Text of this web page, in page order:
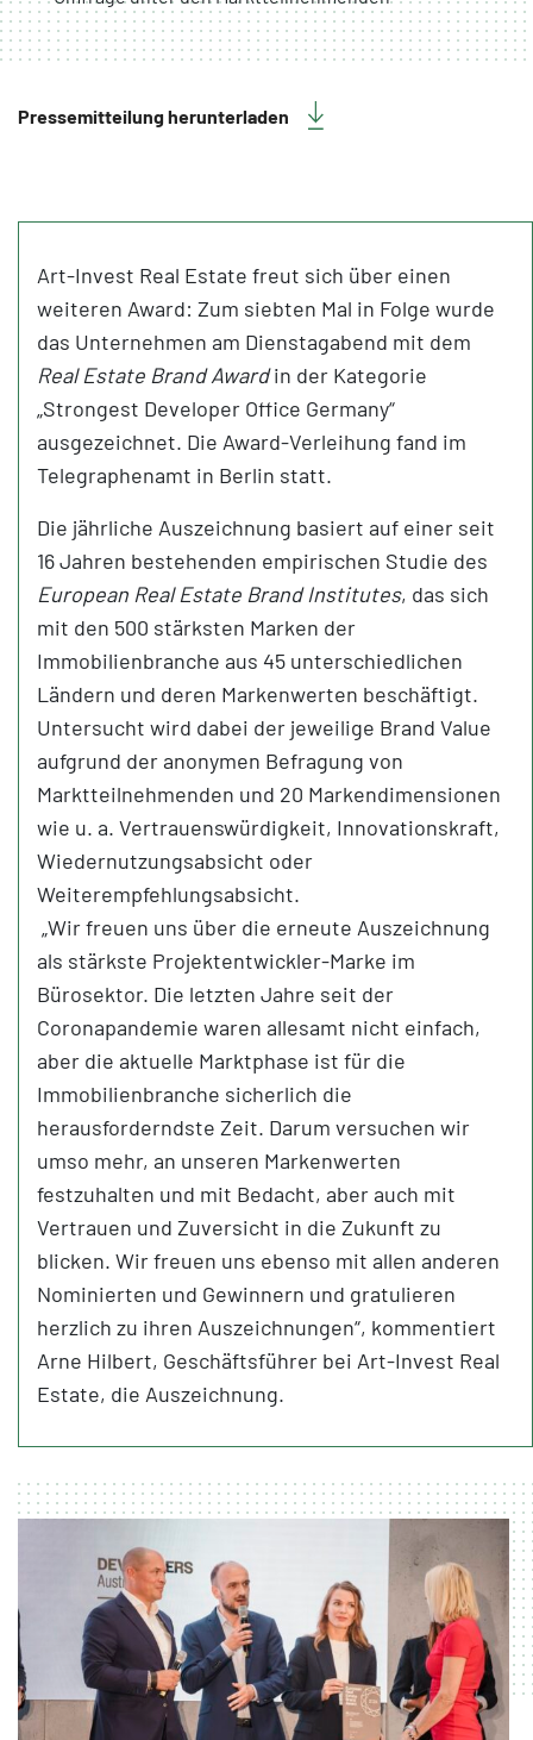
Pressemitteilung herunterladen
Art-Invest Real Estate freut sich über einen
weiteren Award: Zum siebten Mal in Folge wurde
das Unternehmen am Dienstagabend mit dem
Real Estate Brand Awardin der Kategorie
„Strongest Developer Office Germany“
ausgezeichnet. Die Award-Verleihung fand im
Telegraphenamt in Berlin statt.
Die jährliche Auszeichnung basiert auf einer seit
16 Jahren bestehenden empirischen Studie des
European Real Estate Brand Institutes, das sich
mit den 500 stärksten Marken der
Immobilienbranche aus 45 unterschiedlichen
Ländern und deren Markenwerten beschäftigt.
Untersucht wird dabei der jeweilige Brand Value
aufgrund der anonymen Befragung von
Marktteilnehmenden und 20 Markendimensionen
wie u. a. Vertrauenswürdigkeit, Innovationskraft,
Wiedernutzungsabsicht oder
Weiterempfehlungsabsicht.
„Wir freuen uns über die erneute Auszeichnung
als stärkste Projektentwickler-Marke im
Bürosektor. Die letzten Jahre seit der
Coronapandemie waren allesamt nicht einfach,
aber die aktuelle Marktphase ist für die
Immobilienbranche sicherlich die
herausforderndste Zeit. Darum versuchen wir
umso mehr, an unseren Markenwerten
festzuhalten und mit Bedacht, aber auch mit
Vertrauen und Zuversicht in die Zukunft zu
blicken. Wir freuen uns ebenso mit allen anderen
Nominierten und Gewinnern und gratulieren
herzlich zu ihren Auszeichnungen“, kommentiert
Arne Hilbert, Geschäftsführer bei Art-Invest Real
Estate, die Auszeichnung.